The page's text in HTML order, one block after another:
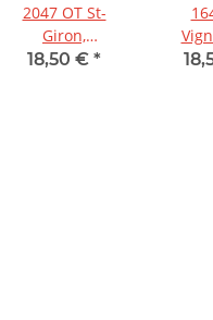
2047 OT St-
Giron,
Couserans
18,50 € *